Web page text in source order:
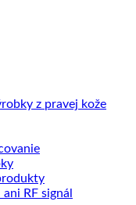
z pravej kože
Žiadne
na
Kvalitná
Žiadne
komentáre
na
Žiadne
komentáre
RF signál